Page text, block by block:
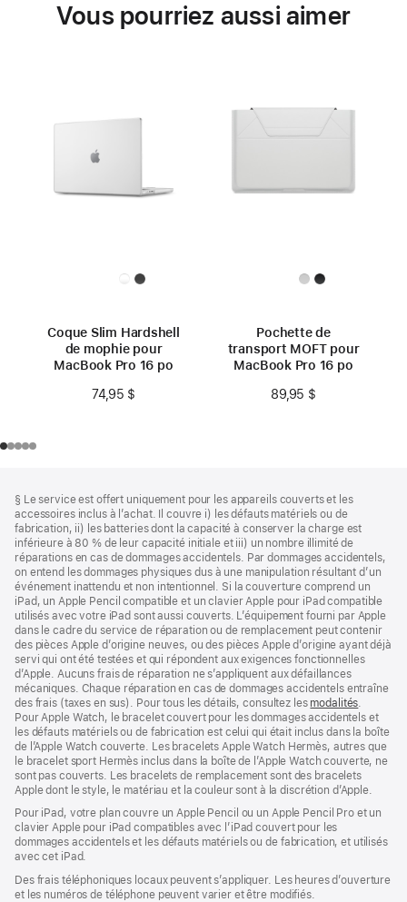
Vous pourriez aussi aimer
Coque Slim Hardshell
de mophie pour
MacBook Pro 16 po
74,95 $
Pochette de
transport MOFT pour
MacBook Pro 16 po
89,95 $
de
page
de
bas
de
page
§ Le service est offert uniquement pour les appareils couverts et les
accessoires inclus à l’achat. Il couvre i) les défauts matériels ou de
fabrication, ii) les batteries dont la capacité à conserver la charge est
inférieure à 80 % de leur capacité initiale et iii) un nombre illimité de
réparations en cas de dommages accidentels. Par dommages accidentels,
on entend les dommages physiques dus à une manipulation résultant d’un
événement inattendu et non intentionnel. Si la couverture comprend un
iPad, un Apple Pencil compatible et un clavier Apple pour iPad compatible
utilisés avec votre iPad sont aussi couverts. L’équipement fourni par Apple
dans le cadre du service de réparation ou de remplacement peut contenir
des pièces Apple d’origine neuves, ou des pièces Apple d’origine ayant déjà
servi qui ont été testées et qui répondent aux exigences fonctionnelles
d’Apple. Aucuns frais de réparation ne s’appliquent aux défaillances
mécaniques. Chaque réparation en cas de dommages accidentels entraîne
des frais (taxes en sus). Pour tous les détails, consultez les modalités
dans
une
nouvelle
fenêtre)
Pour Apple Watch, le bracelet couvert pour les dommages accidentels et
les défauts matériels ou de fabrication est celui qui était inclus dans la boîte
de l’Apple Watch couverte. Les bracelets Apple Watch Hermès, autres que
le bracelet sport Hermès inclus dans la boîte de l’Apple Watch couverte, ne
sont pas couverts. Les bracelets de remplacement sont des bracelets
Apple dont le style, le matériau et la couleur sont à la discrétion d’Apple.
Pour iPad, votre plan couvre un Apple Pencil ou un Apple Pencil Pro et un
clavier Apple pour iPad compatibles avec l’iPad couvert pour les
dommages accidentels et les défauts matériels ou de fabrication, et utilisés
avec cet iPad.
Des frais téléphoniques locaux peuvent s’appliquer. Les heures d’ouverture
et les numéros de téléphone peuvent varier et être modifiés.